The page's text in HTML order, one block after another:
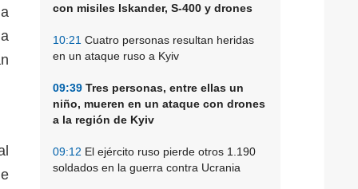
con misiles Iskander, S-400 y drones
10:21 Cuatro personas resultan heridas
en un ataque ruso a Kyiv
09:39 Tres personas, entre ellas un
niño, mueren en un ataque con drones
a la región de Kyiv
09:12 El ejército ruso pierde otros 1.190
soldados en la guerra contra Ucrania